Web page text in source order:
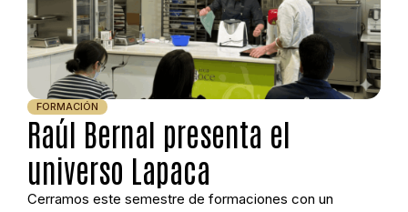
Raúl Bernal presenta el
universo Lapaca
FORMACIÓN
Cerramos este semestre de formaciones con un